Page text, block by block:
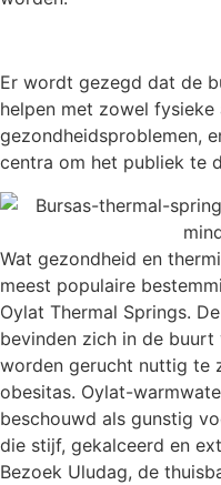
Er wordt gezegd dat de
helpen met zowel fysieke
gezondheidsproblemen,
centra om het publiek te
Wat gezondheid en
meest populaire
Oylat Thermal Springs.
bevinden zich in de
worden gerucht nuttig te
obesitas. Oylat-
beschouwd als gunstig
die stijf, gekalceerd en
Bezoek Uludag, de